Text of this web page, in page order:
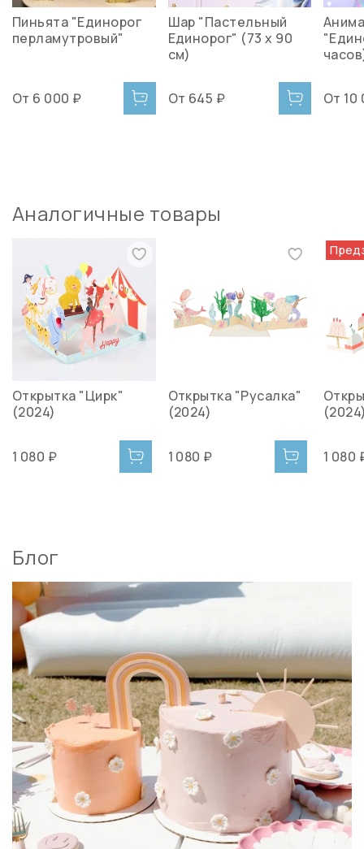
Пиньята "Единорог
перламутровый"
От 6 000 ₽
Шар "Пастельный
Единорог" (73 х 90
см)
От 645 ₽ От 10
Аналогичные товары
Открытка "Цирк"
(2024)
1 080 ₽
Открытка "Русалка"
(2024)
1 080 ₽ 1 080
Блог